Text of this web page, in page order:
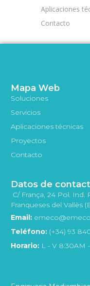
Aplicaciones
Contacto
Mapa Web
Soluciones
Servicios
Aplicaciones técnicas
Proyectos
Contacto
Datos de
C/ França, 24 Pol.
Franqueses del Vallès
Email:
Teléfono: (+34) 93
Horario: L - V 8:30AM